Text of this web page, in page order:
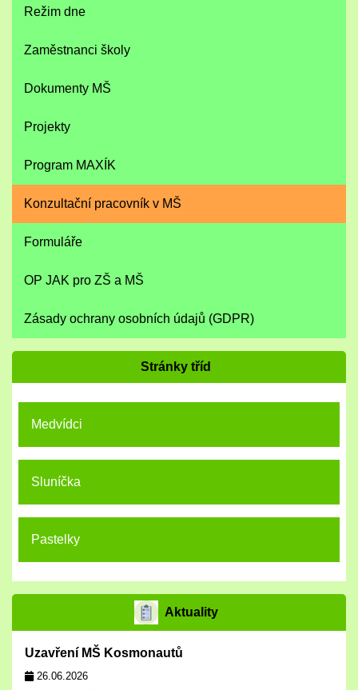
Režim dne
Zaměstnanci školy
Dokumenty MŠ
Projekty
Program MAXÍK
Konzultační pracovník v MŠ
Formuláře
OP JAK pro ZŠ a MŠ
Zásady ochrany osobních údajů (GDPR)
Stránky tříd
Medvídci
Sluníčka
Pastelky
Aktuality
Uzavření MŠ Kosmonautů
26.06.2026